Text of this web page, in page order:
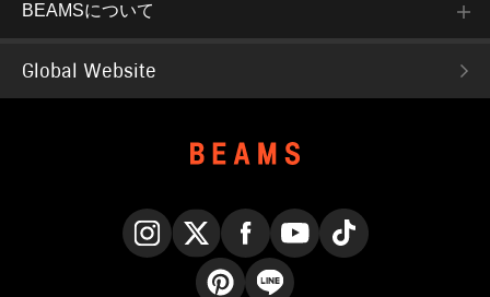
BEAMSについて
Global Website